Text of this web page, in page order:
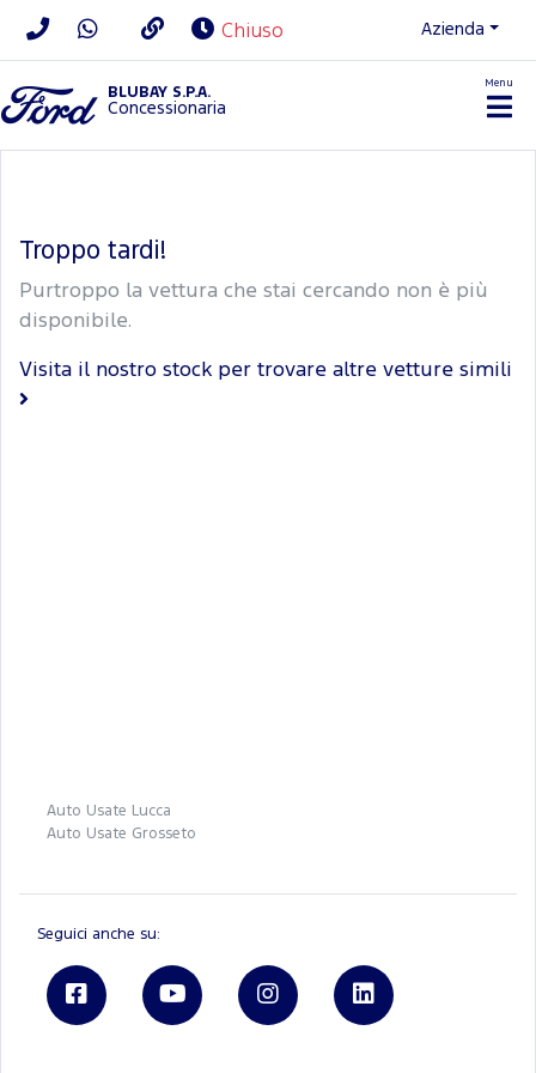
Chiuso Azienda
BLUBAY S.P.A.
Concessionaria
Menu
Troppo tardi!
Purtroppo la vettura che stai cercando non è più
disponibile.
Visita il nostro stock per trovare altre vetture simili
Auto Usate Lucca
Auto Usate Grosseto
Seguici anche su: